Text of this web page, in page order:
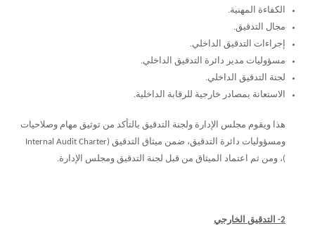
الكفاءة المهنية.
مجال التدقيق.
إجراءات التدقيق الداخلي.
مسؤوليات مدير دائرة التدقيق الداخلي.
لجنة التدقيق الداخلي.
الاستعانة بمصادر خارجية للرقابة الداخلية.
هذا ويقوم مجلس الإدارة ولجنة التدقيق بالتأكد من توثيق مهام وصلاحيات
ومسؤوليات دائرة التدقيق، ضمن ميثاق التدقيق (Internal Audit Charter
)، ومن ثم اعتماد الميثاق من قبل لجنة التدقيق ومجلس الإدارة.
2- التدقيق الخارجي